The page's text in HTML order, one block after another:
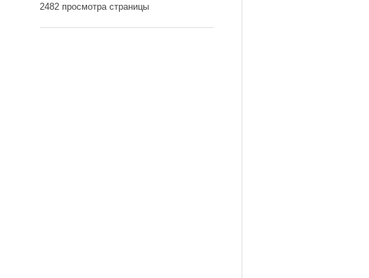
2482 просмотра страницы